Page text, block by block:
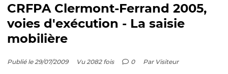
CRFPA Clermont-Ferrand 2005,
voies d'exécution - La saisie
mobilière
Publié le 29/07/2009 Vu 2082 fois 0 Par Visiteur